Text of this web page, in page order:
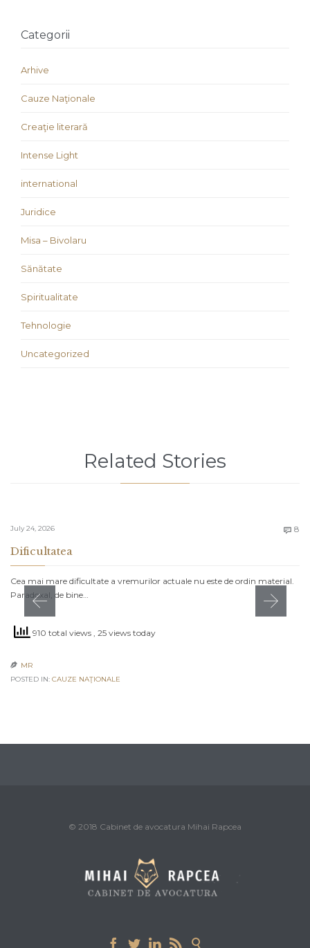
Categorii
Arhive
Cauze Naţionale
Creaţie literară
Intense Light
international
Juridice
Misa – Bivolaru
Sănătate
Spiritualitate
Tehnologie
Uncategorized
Related Stories
July 24, 2026  8
Dificultatea
Cea mai mare dificultate a vremurilor actuale nu este de ordin material.
Paradoxal, de bine…
910 total views , 25 views today
 MR
POSTED IN: CAUZE NAŢIONALE
© 2018 Cabinet de avocatura Mihai Rapcea
    